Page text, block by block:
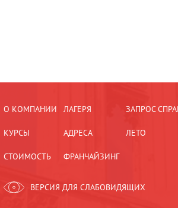
О КОМПАНИИ
КУРСЫ
СТОИМОСТЬ
ЛАГЕРЯ
АДРЕСА
ФРАНЧАЙЗИНГ
ЗАПРОС
ЛЕТО
ВЕРСИЯ ДЛЯ СЛАБОВИДЯЩИХ